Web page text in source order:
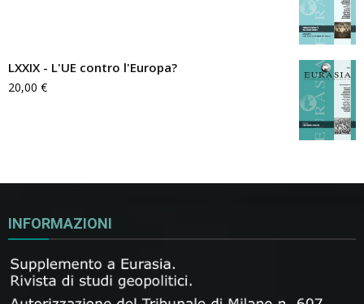
LXXIX - L'UE contro l'Europa?
20,00 €
INFORMAZIONI